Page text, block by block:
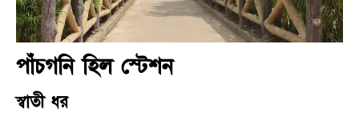
পাঁচগনি হিল স্টেশন
স্বাতী ধর